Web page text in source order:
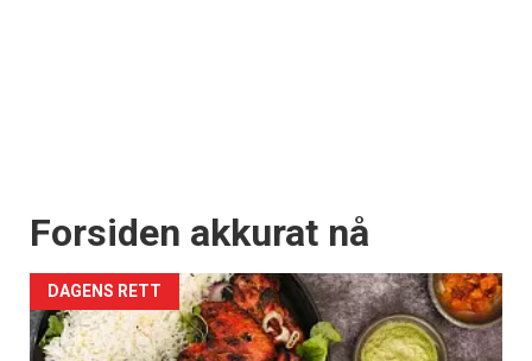
Forsiden akkurat nå
DAGENS RETT